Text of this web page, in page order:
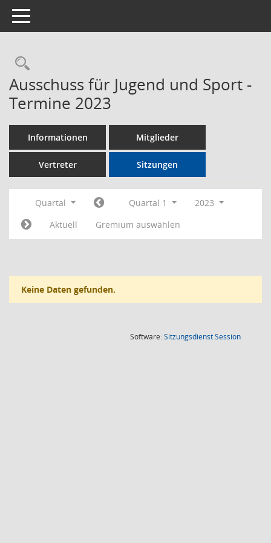
Toggle navigation
Rechercheauswahl
Ausschuss für Jugend und Sport -
Termine 2023
Informationen Mitglieder
Vertreter Sitzungen
Quartal Quartal 1
2023
Aktuell
Gremium auswählen
Keine Daten gefunden.
Software:SitzungsdienstSession(Wird in